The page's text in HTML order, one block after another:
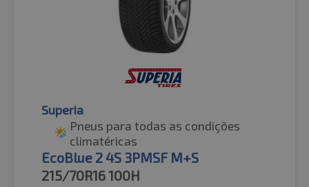
Superia
Pneus para todas as condições
climatéricas
EcoBlue 2 4S 3PMSF M+S
215/70R16100H